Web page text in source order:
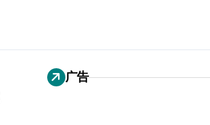
广告